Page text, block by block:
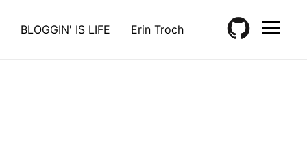
BLOGGIN' IS LIFE Erin Troch